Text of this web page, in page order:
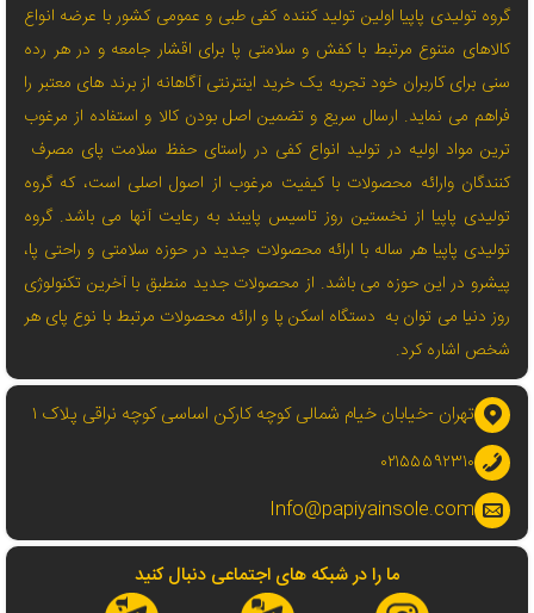
گروه تولیدی پاپیا اولین تولید کننده کفی طبی و عمومی کشور با عرضه انواع
کالاهای متنوع مرتبط با کفش و سلامتی پا برای اقشار جامعه و در هر رده
سنی برای کاربران خود تجربه یک خرید اینترنتی آگاهانه از برند های معتبر را
فراهم می نماید. ارسال سریع و تضمین اصل بودن کالا و استفاده از مرغوب
ترین مواد اولیه در تولید انواع کفی در راستای حفظ سلامت پای مصرف
کنندگان وارائه محصولات با کیفیت مرغوب از اصول اصلی است، که گروه
تولیدی پاپیا از نخستین روز تاسیس پایبند به رعایت آنها می باشد. گروه
تولیدی پاپیا هر ساله با ارائه محصولات جدید در حوزه سلامتی و راحتی پا،
پیشرو در این حوزه می باشد. از محصولات جدید منطبق با آخرین تکنولوژی
روز دنیا می توان به دستگاه اسکن پا و ارائه محصولات مرتبط با نوع پای هر
شخص اشاره کرد.
تهران -خیابان خیام شمالی کوچه کارکن اساسی کوچه نراقی پلاک ۱
۰۲۱۵۵۵۹۲۳۱۰
Info@papiyainsole.com
ما را در شبکه های اجتماعی دنبال کنید